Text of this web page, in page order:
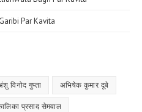
Garibi Par Kavita
विनोद गुप्ता अभिषेक कुमार दूबे
प्रसाद सेमवाल